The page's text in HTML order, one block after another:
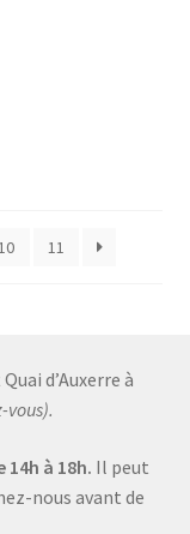
11
d’Auxerre à
vous).
à 18h. Il peut
nous avant de